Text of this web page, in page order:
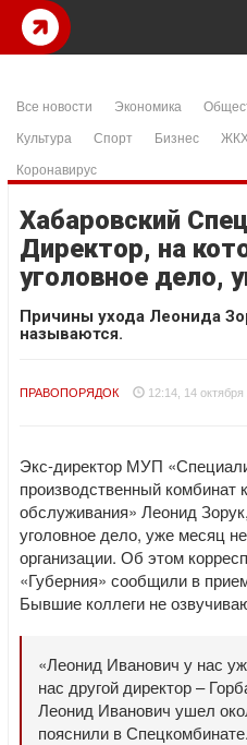
Все новости Экономика
Культура
Спорт Бизнес ЖКХ
Коронавирус
Хабаровский
Директор, на
уголовное дело,
Причины ухода Леонида
называются.
ПРАВОПОРЯДОК 12:14, 14 октября
Экс-директор МУП
производственный комбинат
обслуживания» Леонид
уголовное дело, уже месяц
организации. Об этом
«Губерния» сообщили в
Бывшие коллеги не
«Леонид Иванович у нас
нас другой директор –
Леонид Иванович ушел
пояснили в Спецкомбинате.